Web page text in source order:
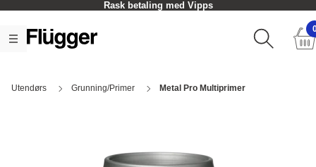
Rask betaling med Vipps
Utendørs Grunning/Primer Metal Pro Multiprimer